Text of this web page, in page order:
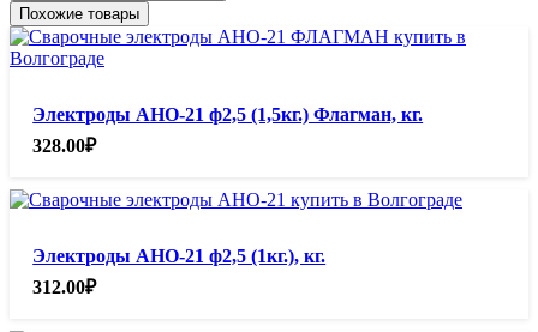
Похожие товары
Электроды АНО-21 ф2,5 (1,5кг.) Флагман, кг.
328.00₽
Электроды АНО-21 ф2,5 (1кг.), кг.
312.00₽